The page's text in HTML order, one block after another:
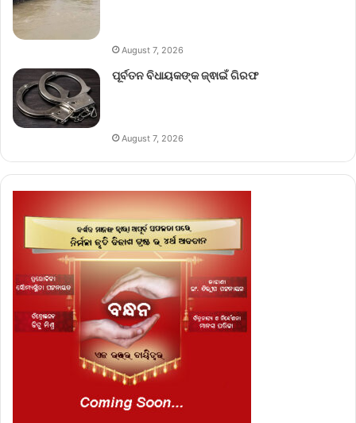
August 7, 2026
ପୂର୍ବତନ ବିଧାୟକଙ୍କ ଜ୍ଵାଇଁ ଗିରଫ
August 7, 2026